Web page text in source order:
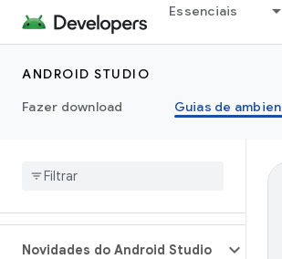
Essenciais
ANDROID STUDIO
Fazer download
Guias de
Novidades do Android Studio